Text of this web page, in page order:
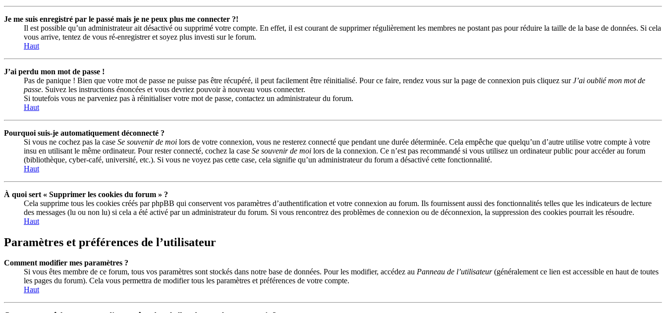
Je me suis enregistré par le passé mais je ne peux plus me connecter ?!
Il est possible qu’un administrateur ait désactivé ou supprimé votre compte. En effet, il est courant de supprimer régulièrement les membres ne postant pas pour réduire la taille de la base de données. Si cela
vous arrive, tentez de vous ré-enregistrer et soyez plus investi sur le forum.
Haut
J’ai perdu mon mot de passe !
Pas de panique ! Bien que votre mot de passe ne puisse pas être récupéré, il peut facilement être réinitialisé. Pour ce faire, rendez vous sur la page de connexion puis cliquez surJ’ai oublié mon mot de
passe. Suivez les instructions énoncées et vous devriez pouvoir à nouveau vous connecter.
Si toutefois vous ne parveniez pas à réinitialiser votre mot de passe, contactez un administrateur du forum.
Haut
Pourquoi suis-je automatiquement déconnecté ?
Si vous ne cochez pas la case Se souvenir de moi lors de votre connexion, vous ne resterez connecté que pendant une durée déterminée. Cela empêche que quelqu’un d’autre utilise votre compte à votre
insu en utilisant le même ordinateur. Pour rester connecté, cochez la case Se souvenir de moi lors de la connexion. Ce n’est pas recommandé si vous utilisez un ordinateur public pour accéder au forum
(bibliothèque, cyber-café, université, etc.). Si vous ne voyez pas cette case, cela signifie qu’un administrateur du forum a désactivé cette fonctionnalité.
Haut
À quoi sert « Supprimer les cookies du forum » ?
Cela supprime tous les cookies créés par phpBB qui conservent vos paramètres d’authentification et votre connexion au forum. Ils fournissent aussi des fonctionnalités telles que les indicateurs de lecture
des messages (lu ou non lu) si cela a été activé par un administrateur du forum. Si vous rencontrez des problèmes de connexion ou de déconnexion, la suppression des cookies pourrait les résoudre.
Haut
Paramètres et préférences de l’utilisateur
Comment modifier mes paramètres ?
Si vous êtes membre de ce forum, tous vos paramètres sont stockés dans notre base de données. Pour les modifier, accédez au Panneau de l’utilisateur(généralement ce lien est accessible en haut de toutes
les pages du forum). Cela vous permettra de modifier tous les paramètres et préférences de votre compte.
Haut